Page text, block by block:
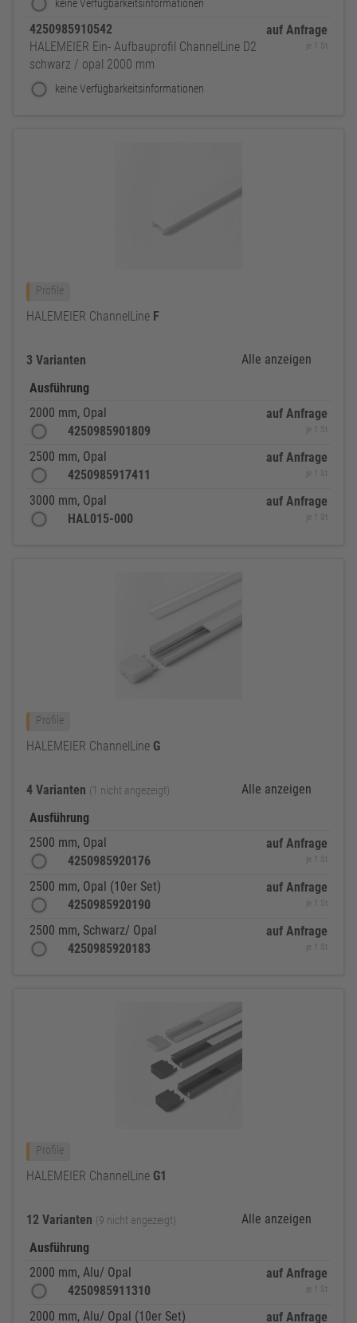
keine Verfügbarkeitsinformationen
4250985910542
HALEMEIER Ein- Aufbauprofil ChannelLine D2
schwarz / opal 2000 mm
keine Verfügbarkeitsinformationen
auf Anfrage
je 1 St
Profile
HALEMEIER ChannelLine F
3 Varianten
Alle anzeigen
Ausführung
2000 mm, Opal
4250985901809
auf Anfrage
je 1 St
2500 mm, Opal
4250985917411
auf Anfrage
je 1 St
3000 mm, Opal
HAL015-000
auf Anfrage
je 1 St
Profile
HALEMEIER ChannelLine G
4 Varianten (1 nicht angezeigt)
Alle anzeigen
Ausführung
2500 mm, Opal
4250985920176
auf Anfrage
je 1 St
2500 mm, Opal (10er Set)
4250985920190
auf Anfrage
je 1 St
2500 mm, Schwarz/ Opal
4250985920183
auf Anfrage
je 1 St
Profile
HALEMEIER ChannelLine G1
12 Varianten (9 nicht angezeigt)
Alle anzeigen
Ausführung
2000 mm, Alu/ Opal
4250985911310
auf Anfrage
je 1 St
2000 mm, Alu/ Opal (10er Set) auf Anfrage